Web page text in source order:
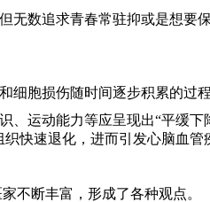
无数追求青春常驻抑或是想
细胞损伤随时间逐步积累的过程
、运动能力等应呈现出“平缓
快速退化，进而引发心脑血
不断丰富，形成了各种观点。